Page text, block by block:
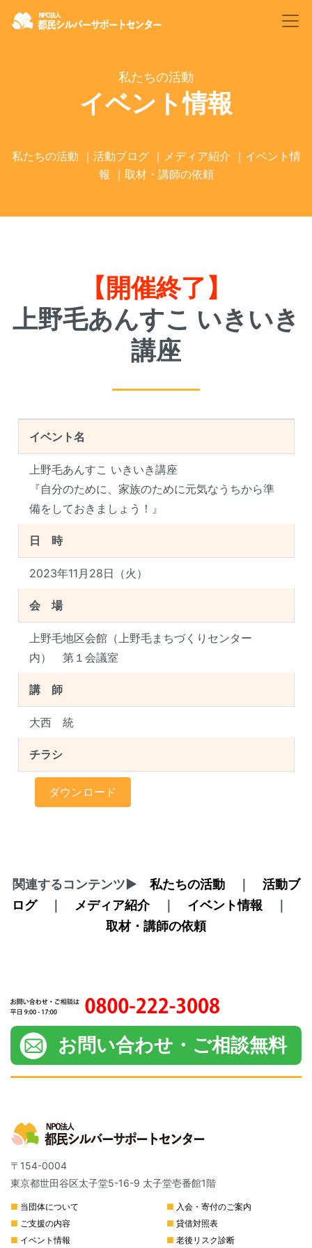
私たちの活動
イベント情報
私たちの活動 ｜ 活動ブログ｜ メディア紹介 ｜ イベント情
報 ｜ 取材・講師の依頼
【開催終了】
上野毛あんすこ いきいき
講座
イベント名
上野毛あんすこ いきいき講座
『自分のために、家族のために元気なうちから準
備をしておきましょう！』
日 時
2023年11月28日（火）
会 場
上野毛地区会館（上野毛まちづくりセンター
内） 第１会議室
講 師
大西 統
チラシ
ダウンロード
関連するコンテンツ▶ 私たちの活動｜ 活動ブ
ログ｜ メディア紹介｜ イベント情報
取材・講師の依頼
〒154-0004
東京都世田谷区太子堂5-16-9 太子堂壱番館1階
■ 当団体について
■ ご支援の内容
■ イベント情報
■ 入会・寄付のご案内
■ 貸借対照表
■ 老後リスク診断